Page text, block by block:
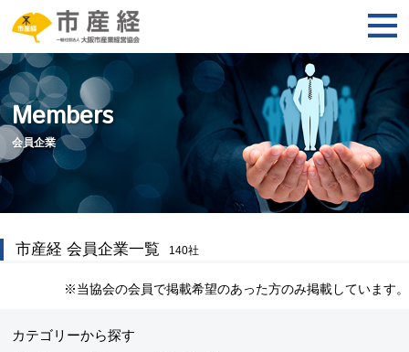
Members
会員企業
市産経 会員企業一覧 140社
※当協会の会員で掲載希望のあった方のみ掲載しています。
カテゴリーから探す